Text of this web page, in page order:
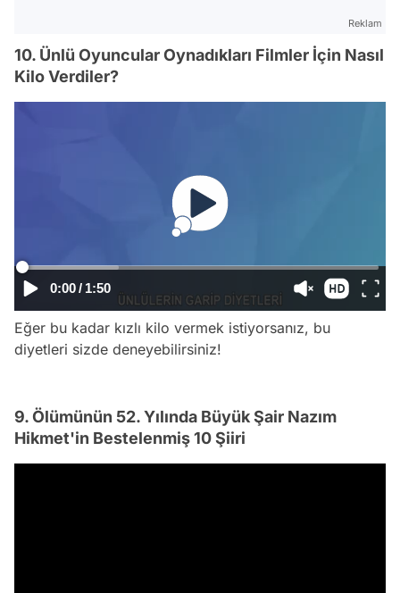
Reklam
10. Ünlü Oyuncular Oynadıkları Filmler İçin Nasıl
Kilo Verdiler?
0:00/ 1:50
Eğer bu kadar kızlı kilo vermek istiyorsanız, bu
diyetleri sizde deneyebilirsiniz!
9. Ölümünün 52. Yılında Büyük Şair Nazım
Hikmet'in Bestelenmiş 10 Şiiri